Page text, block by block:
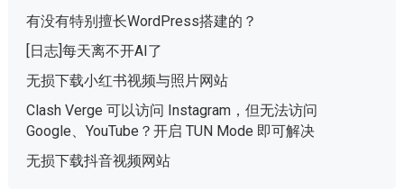
有没有特别擅长WordPress搭建的？
[日志]每天离不开AI了
无损下载小红书视频与照片网站
Clash Verge 可以访问 Instagram，但无法访问
Google、YouTube？开启 TUN Mode 即可解决
无损下载抖音视频网站